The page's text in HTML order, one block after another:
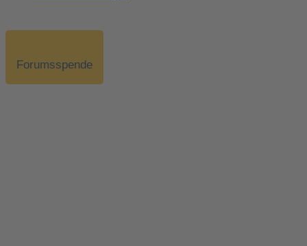
Forumsspende